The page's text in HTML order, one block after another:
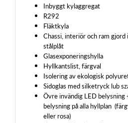
Inbyggt kylaggregat
R292
Fläktkyla
Chassi, interiör och ram gjord
stålplåt
Glasexponeringshylla
Hyllkantslist, färgval
Isolering av ekologisk
Sidoglas med silketryck lub
Övre invändig LED belysning
belysning på alla hyllplan
eller rosa)